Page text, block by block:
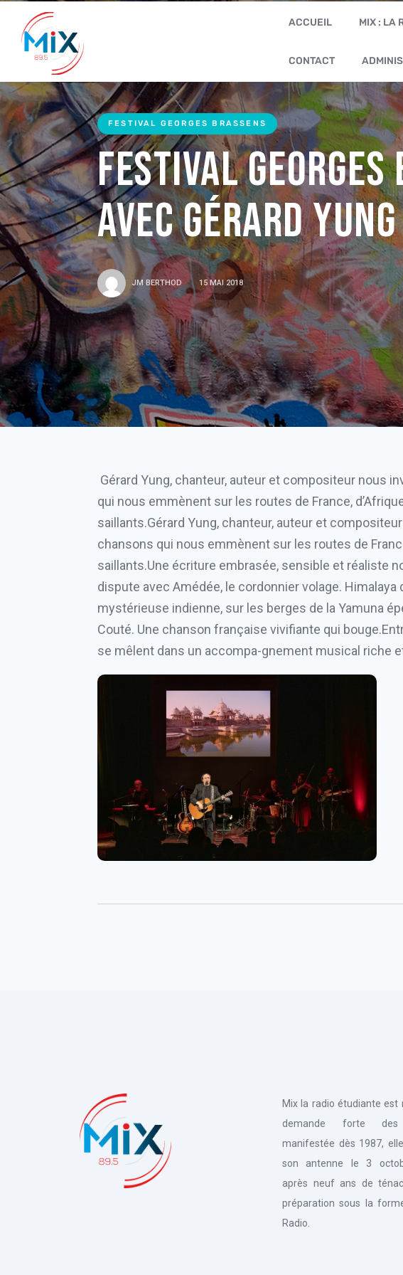
ACCUEIL MIX : LA
CONTACT
FESTIVAL GEORGES BRASSENS
Festival Georges
avec Gérard YUNG
JM BERTHOD 15 MAI 2018
Gérard Yung, chanteur, auteur et compositeur nous
qui nous emmènent sur les routes de France,
saillants.Gérard Yung, chanteur, auteur et
chansons qui nous emmènent sur les routes de
saillants.Une écriture embrasée, sensible et réaliste
dispute avec Amédée, le cordonnier volage. Himalaya
mystérieuse indienne, sur les berges de la Yamuna
Couté. Une chanson française vivifiante qui
se mêlent dans un accompa-gnement musical riche
Mix la radio étudiante est
demande forte des
manifestée dès 1987,
son antenne le 3
après neuf ans de
préparation sous la
Radio.